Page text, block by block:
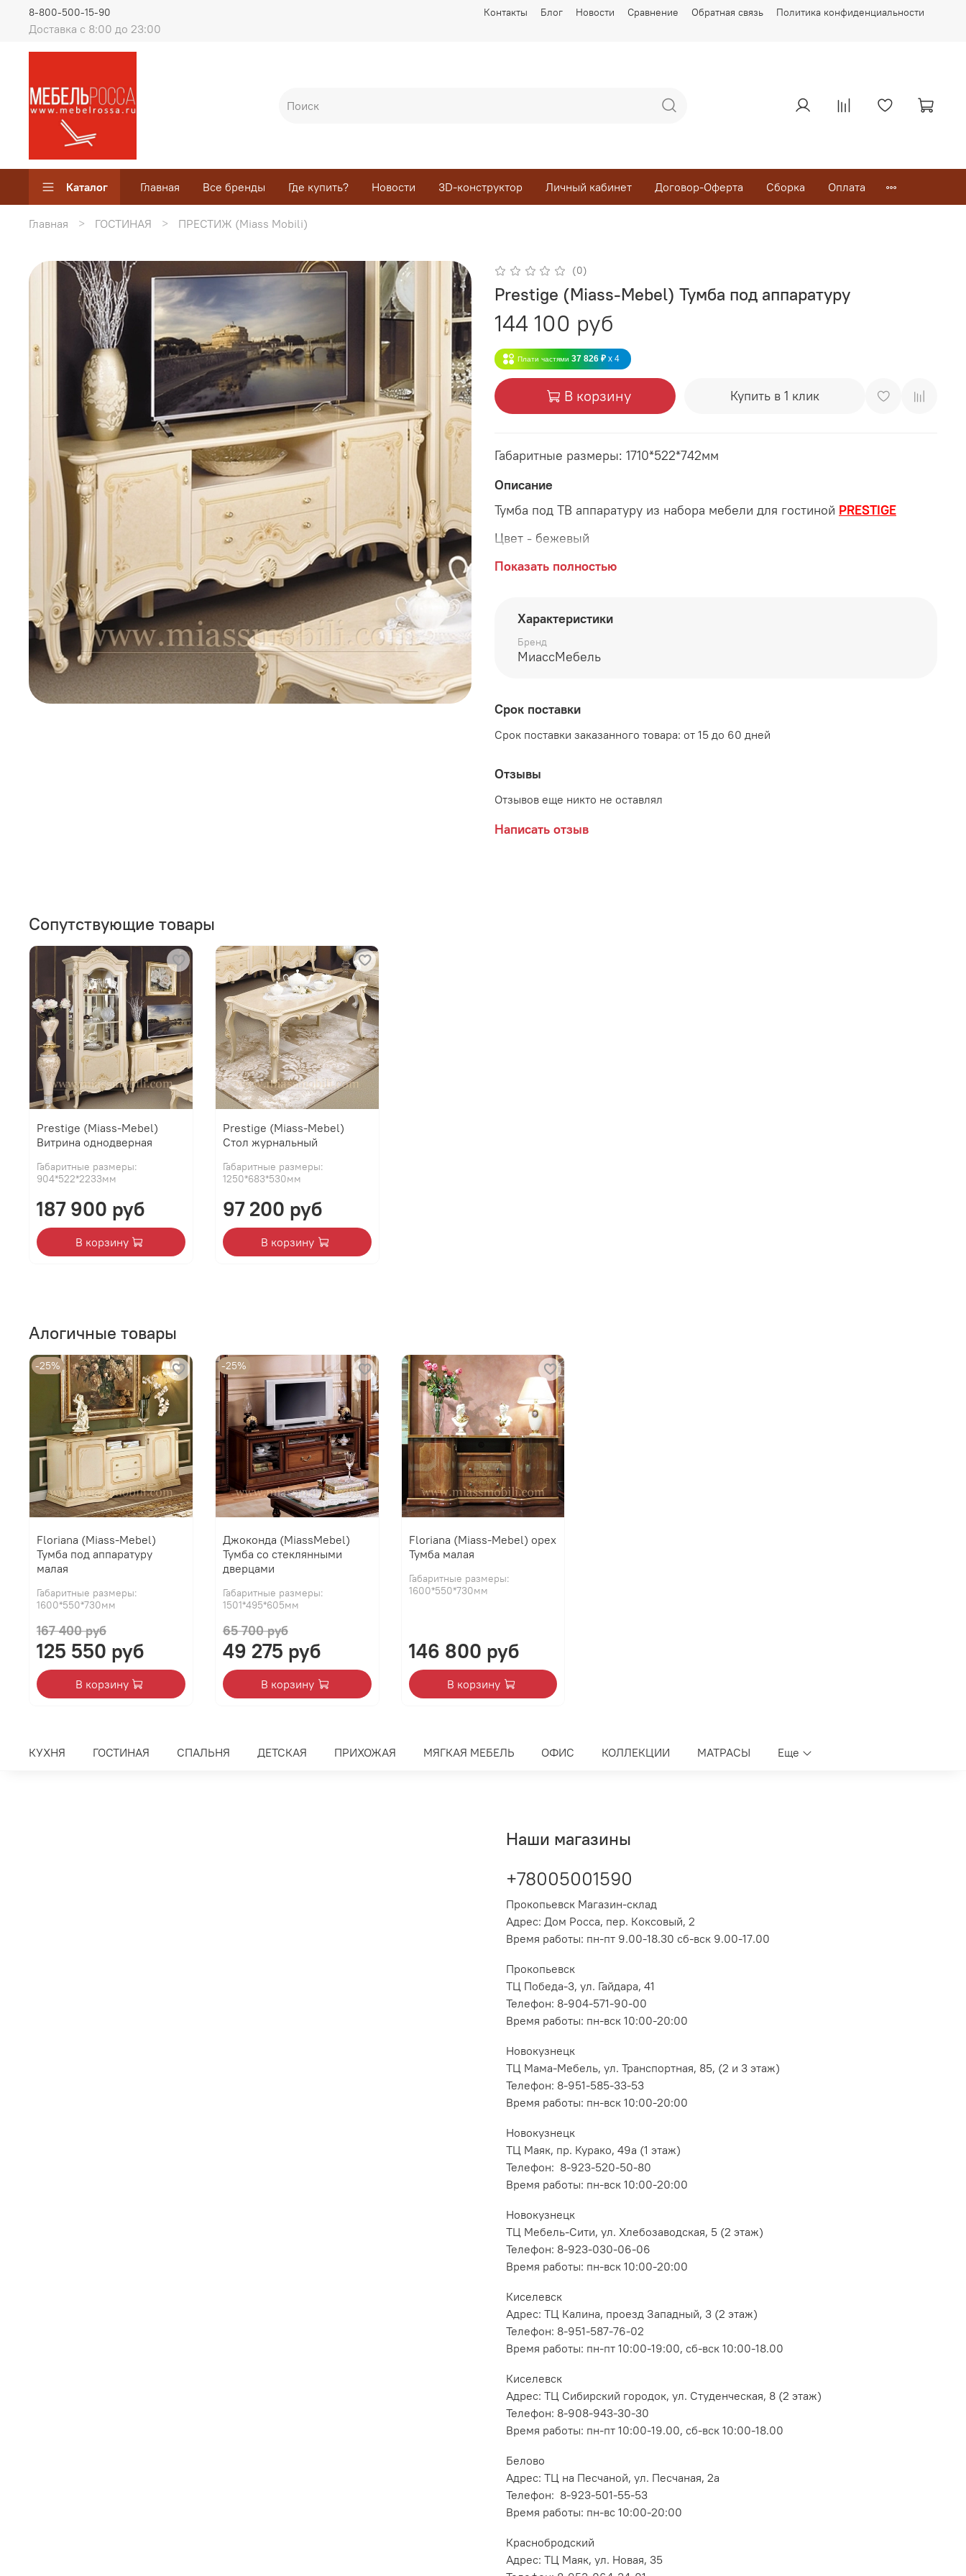
Контакты Блог Новости Сравнение Обратная связь Политика конфиденциальности
Доставка с 8:00 до 23:00
8-800-500-15-90
Каталог Главная Все бренды Где купить? Новости 3D-конструктор Личный кабинет Договор-Оферта Сборка Оплата
Главная ГОСТИНАЯ ПРЕСТИЖ (Miass Mobili)
(0)
Prestige (Miass-Mebel) Тумба под аппаратуру
144 100 руб
Плати частями 37 826 ₽ x 4
В корзину Купить в 1 клик
Габаритные размеры: 1710*522*742мм
Описание
Тумба под ТВ аппаратуру из набора мебели для гостиной PRESTIGE
Цвет - бежевый
Габаритные размеры:
глубина 522 мм
высота 742 мм
Производитель:
Мебельная фабрика МИАСС МЕБЕЛЬ
Показать полностью
Характеристики
Бренд
МиассМебель
Срок поставки
Срок поставки заказанного товара: от 15 до 60 дней
Отзывы
Отзывов еще никто не оставлял
Написать отзыв
Сопутствующие товары
Prestige (Miass-Mebel)
Витрина однодверная
Габаритные размеры:
904*522*2233мм
187 900 руб
В корзину
Prestige (Miass-Mebel)
Стол журнальный
Габаритные размеры:
1250*683*530мм
97 200 руб
В корзину
Алогичные товары
-25%
Floriana (Miass-Mebel)
Тумба под аппаратуру
малая
Габаритные размеры:
1600*550*730мм
167 400 руб
125 550 руб
В корзину
-25%
Джоконда (MiassMebel)
Тумба со стеклянными
дверцами
Габаритные размеры:
1501*495*605мм
65 700 руб
49 275 руб
В корзину
Floriana (Miass-Mebel) орех
Тумба малая
Габаритные размеры:
1600*550*730мм
146 800 руб
В корзину
КУХНЯ ГОСТИНАЯ СПАЛЬНЯ ДЕТСКАЯ ПРИХОЖАЯ МЯГКАЯ МЕБЕЛЬ ОФИС КОЛЛЕКЦИИ МАТРАСЫ Еще
Наши магазины
+78005001590
Прокопьевск Магазин-склад
Адрес: Дом Росса, пер. Коксовый, 2
Время работы: пн-пт 9.00-18.30 сб-вск 9.00-17.00
Прокопьевск
ТЦ Победа-3, ул. Гайдара, 41
Телефон: 8-904-571-90-00
Время работы: пн-вск 10:00-20:00
Новокузнецк
ТЦ Мама-Мебель, ул. Транспортная, 85, (2 и 3 этаж)
Телефон: 8-951-585-33-53
Время работы: пн-вск 10:00-20:00
Новокузнецк
ТЦ Маяк, пр. Курако, 49а (1 этаж)
Телефон: 8-923-520-50-80
Время работы: пн-вск 10:00-20:00
Новокузнецк
ТЦ Мебель-Сити, ул. Хлебозаводская, 5 (2 этаж)
Телефон: 8-923-030-06-06
Время работы: пн-вск 10:00-20:00
Киселевск
Адрес: ТЦ Калина, проезд Западный, 3 (2 этаж)
Телефон: 8-951-587-76-02
Время работы: пн-пт 10:00-19:00, сб-вск 10:00-18.00
Киселевск
Адрес: ТЦ Сибирский городок, ул. Студенческая, 8 (2 этаж)
Телефон: 8-908-943-30-30
Время работы: пн-пт 10:00-19.00, сб-вск 10:00-18.00
Белово
Адрес: ТЦ на Песчаной, ул. Песчаная, 2а
Телефон: 8-923-501-55-53
Время работы: пн-вс 10:00-20:00
Краснобродский
Адрес: ТЦ Маяк, ул. Новая, 35